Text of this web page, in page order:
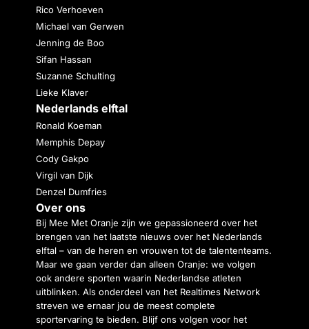
Rico Verhoeven
Michael van Gerwen
Jenning de Boo
Sifan Hassan
Suzanne Schulting
Lieke Klaver
Nederlands elftal
Ronald Koeman
Memphis Depay
Cody Gakpo
Virgil van Dijk
Denzel Dumfries
Over ons
Bij Mee Met Oranje zijn we gepassioneerd over het
brengen van het laatste nieuws over het Nederlands
elftal – van de heren en vrouwen tot de talententeams.
Maar we gaan verder dan alleen Oranje: we volgen
ook andere sporten waarin Nederlandse atleten
uitblinken. Als onderdeel van het Realtimes Network
streven we ernaar jou de meest complete
sportervaring te bieden. Blijf ons volgen voor het